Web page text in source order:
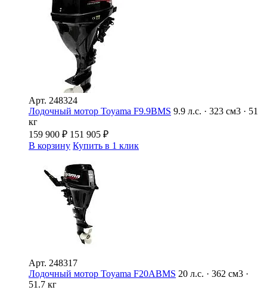
Арт. 248324
Лодочный мотор Toyama F9.9BMS 9.9 л.с. · 323 см3 · 51
кг
159 900 ₽ 151 905 ₽
В корзину Купить в 1 клик
Арт. 248317
Лодочный мотор Toyama F20ABMS 20 л.с. · 362 см3 ·
51.7 кг